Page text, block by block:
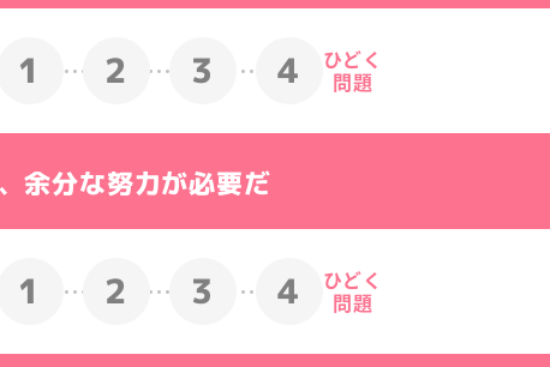
1 2 3 4 ひどく
問題
余分な努力が必要だ
1 2 3 4 ひどく
問題
リー アイソカル® ゼリー ミネラルプラス